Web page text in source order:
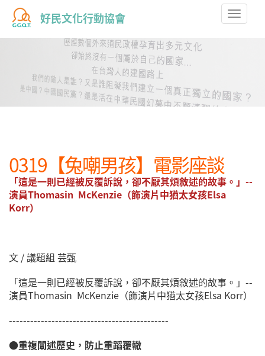
好民文化行動協會
Toggle
0319【兔嘲男孩】電影座談
「這是一則已經被反覆訴說，卻不厭其煩敘述的故事。」--
演員Thomasin McKenzie（飾演片中猶太女孩Elsa
Korr）
文 / 議題組 芸甄
「這是一則已經被反覆訴說，卻不厭其煩敘述的故事。」--
演員Thomasin McKenzie（飾演片中猶太女孩Elsa Korr）
---------------------------------------------
●重複闡述歷史，防止重蹈覆轍